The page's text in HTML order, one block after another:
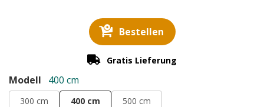
Bestellen
Gratis Lieferung
Modell 400 cm
300 cm 400 cm 500 cm